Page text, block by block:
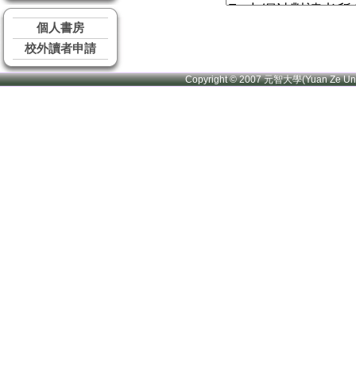
個人書房
校外讀者申請
Copyright © 2007 元智大學(Yuan Ze